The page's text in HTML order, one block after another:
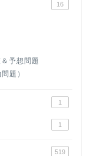
16
予想問題
題）
1
1
519